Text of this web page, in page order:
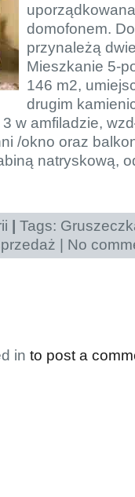
domofonem.
przynależą
Mieszkanie 5-
146 m2,
drugim
w amfiladzie,
/okno oraz
natryskową,
Tags:
No
in to post a